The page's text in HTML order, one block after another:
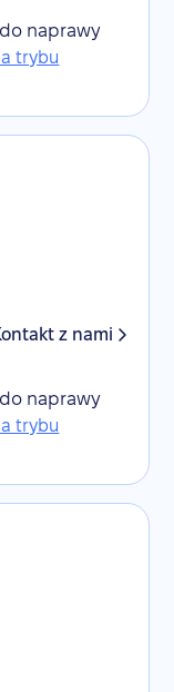
naprawy
trybu
z nami
naprawy
trybu